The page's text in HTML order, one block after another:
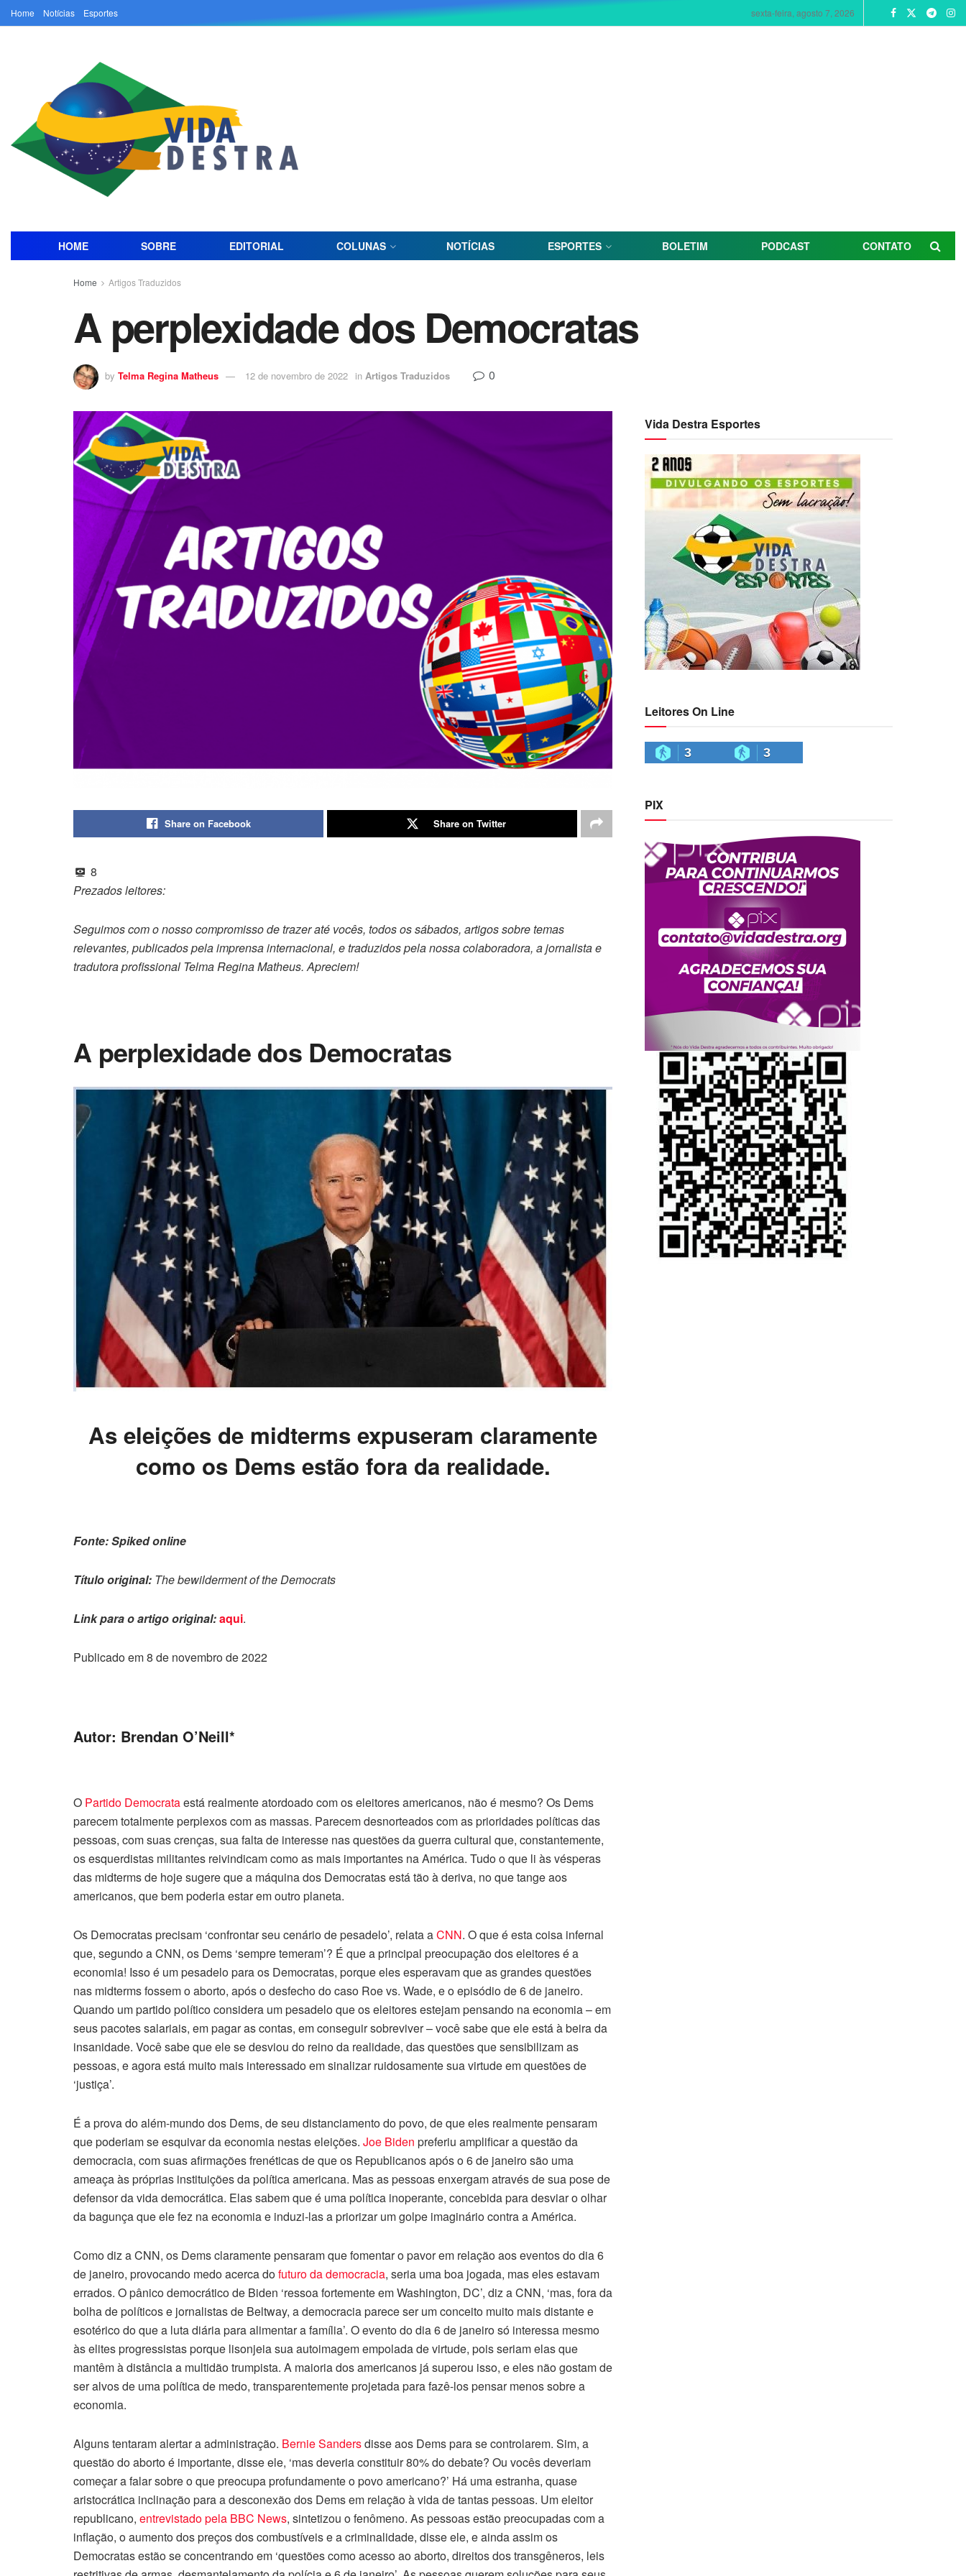
Home Notícias Esportes sexta-feira, agosto 7, 2026
HOME SOBRE EDITORIAL COLUNAS NOTÍCIAS ESPORTES BOLETIM PODCAST CONTATO
Home Artigos Traduzidos
A perplexidade dos Democratas
by Telma Regina Matheus 12 de novembro de 2022 in Artigos Traduzidos 0
Share on Facebook Share on Twitter
8
Prezados leitores:
Seguimos com o nosso compromisso de trazer até vocês, todos os sábados, artigos sobre temas
relevantes, publicados pela imprensa internacional, e traduzidos pela nossa colaboradora, a jornalista e
tradutora profissional Telma Regina Matheus. Apreciem!
A perplexidade dos Democratas
As eleições de midterms expuseram claramente
como os Dems estão fora da realidade.
Fonte: Spiked online
Título original: The bewilderment of the Democrats
Link para o artigo original:aqui.
Publicado em 8 de novembro de 2022
Autor: Brendan O’Neill*
O Partido Democrataestá realmente atordoado com os eleitores americanos, não é mesmo? Os Dems
parecem totalmente perplexos com as massas. Parecem desnorteados com as prioridades políticas das
pessoas, com suas crenças, sua falta de interesse nas questões da guerra cultural que, constantemente,
os esquerdistas militantes reivindicam como as mais importantes na América. Tudo o que li às vésperas
das midterms de hoje sugere que a máquina dos Democratas está tão à deriva, no que tange aos
americanos, que bem poderia estar em outro planeta.
Os Democratas precisam ‘confrontar seu cenário de pesadelo’, relata aCNN. O que é esta coisa infernal
que, segundo a CNN, os Dems ‘sempre temeram’? É que a principal preocupação dos eleitores é a
economia! Isso é um pesadelo para os Democratas, porque eles esperavam que as grandes questões
nas midterms fossem o aborto, após o desfecho do caso Roe vs. Wade, e o episódio de 6 de janeiro.
Quando um partido político considera um pesadelo que os eleitores estejam pensando na economia – em
seus pacotes salariais, em pagar as contas, em conseguir sobreviver – você sabe que ele está à beira da
insanidade. Você sabe que ele se desviou do reino da realidade, das questões que sensibilizam as
pessoas, e agora está muito mais interessado em sinalizar ruidosamente sua virtude em questões de
‘justiça’.
É a prova do além-mundo dos Dems, de seu distanciamento do povo, de que eles realmente pensaram
que poderiam se esquivar da economia nestas eleições. Joe Biden preferiu amplificar a questão da
democracia, com suas afirmações frenéticas de que os Republicanos após o 6 de janeiro são uma
ameaça às próprias instituições da política americana. Mas as pessoas enxergam através de sua pose de
defensor da vida democrática. Elas sabem que é uma política inoperante, concebida para desviar o olhar
da bagunça que ele fez na economia e induzi-las a priorizar um golpe imaginário contra a América.
Como diz a CNN, os Dems claramente pensaram que fomentar o pavor em relação aos eventos do dia 6
de janeiro, provocando medo acerca dofuturo da democracia, seria uma boa jogada, mas eles estavam
errados. O pânico democrático de Biden ‘ressoa fortemente em Washington, DC’, diz a CNN, ‘mas, fora da
bolha de políticos e jornalistas de Beltway, a democracia parece ser um conceito muito mais distante e
esotérico do que a luta diária para alimentar a família’. O evento do dia 6 de janeiro só interessa mesmo
às elites progressistas porque lisonjeia sua autoimagem empolada de virtude, pois seriam elas que
mantêm à distância a multidão trumpista. A maioria dos americanos já superou isso, e eles não gostam de
ser alvos de uma política de medo, transparentemente projetada para fazê-los pensar menos sobre a
economia.
Alguns tentaram alertar a administração. Bernie Sandersdisse aos Dems para se controlarem. Sim, a
questão do aborto é importante, disse ele, ‘mas deveria constituir 80% do debate? Ou vocês deveriam
começar a falar sobre o que preocupa profundamente o povo americano?’ Há uma estranha, quase
aristocrática inclinação para a desconexão dos Dems em relação à vida de tantas pessoas. Um eleitor
republicano, entrevistado pela BBC News, sintetizou o fenômeno. As pessoas estão preocupadas com a
inflação, o aumento dos preços dos combustíveis e a criminalidade, disse ele, e ainda assim os
Democratas estão se concentrando em ‘questões como acesso ao aborto, direitos dos transgêneros, leis
Vida Destra Esportes
Leitores On Line
3 3
PIX